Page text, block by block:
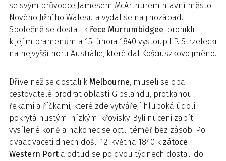
se svým průvodce Jamesem McArthurem hlavní město
Nového Jižního Walesu a vydal se na jihozápad.
Společně se dostali k řece Murrumbidgee; pronikli
k jejím pramenům a 15. února 1840 vystoupil P. Strzelecki
na nejvyšší horu Austrálie, které dal Kościuszkovo jméno.
Dříve než se dostali k Melbourne, museli se oba
cestovatelé prodrat oblastí Gipslandu, protkanou
řekami a říčkami, které zde vytvářejí hluboká údolí
pokrytá hustými nízkými křovisky. Byli nuceni zabít
vysílené koně a nakonec se octli téměř bez zásob. Po
dvaadvaceti dnech došli 12. května 1840 k zátoce
Western Port a odtud se po dvou týdnech dostali do